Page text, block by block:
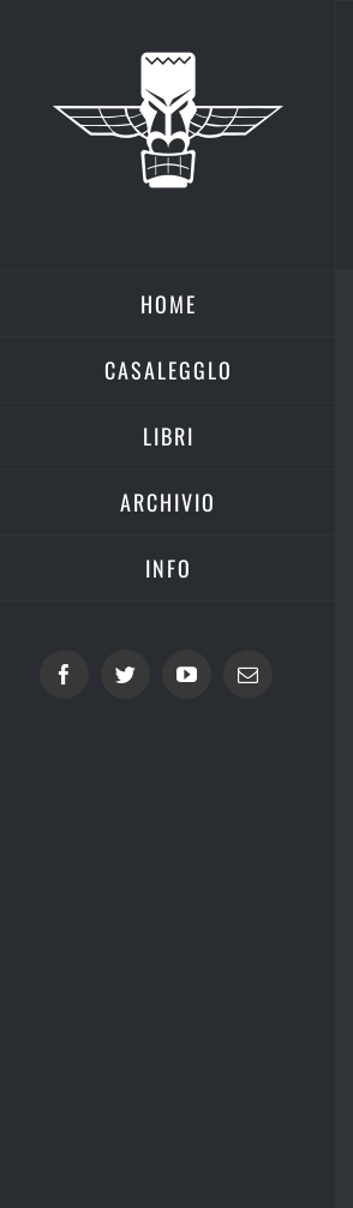
HOME
CASALEGGLO
LIBRI
ARCHIVIO
INFO
FacebookTwitterYouTubeEmail